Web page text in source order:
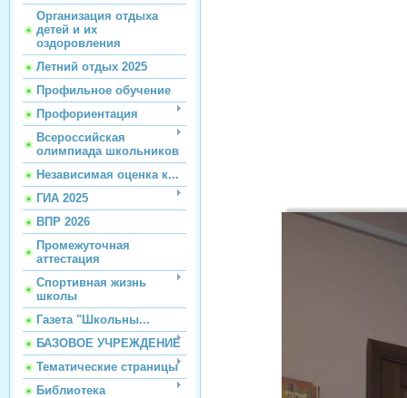
Организация отдыха
детей и их
оздоровления
Летний отдых 2025
Профильное обучение
Профориентация
Всероссийская
олимпиада школьников
Независимая оценка к...
ГИА 2025
ВПР 2026
Промежуточная
аттестация
Спортивная жизнь
школы
Газета "Школьны...
БАЗОВОЕ УЧРЕЖДЕНИЕ
Тематические страницы
Библиотека